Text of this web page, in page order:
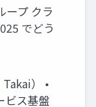
ープ クラ
でどう
） •
ビス基盤